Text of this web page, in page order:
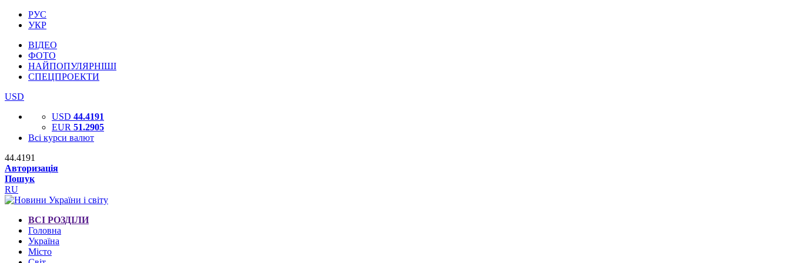
РУС
УКР
ВІДЕО
ФОТО
НАЙПОПУЛЯРНІШІ
СПЕЦПРОЕКТИ
USD
USD 44.4191
EUR 51.2905
Всі курси валют
44.4191
Авторизація
Пошук
RU
ВСІ РОЗДІЛИ
Головна
Україна
Місто